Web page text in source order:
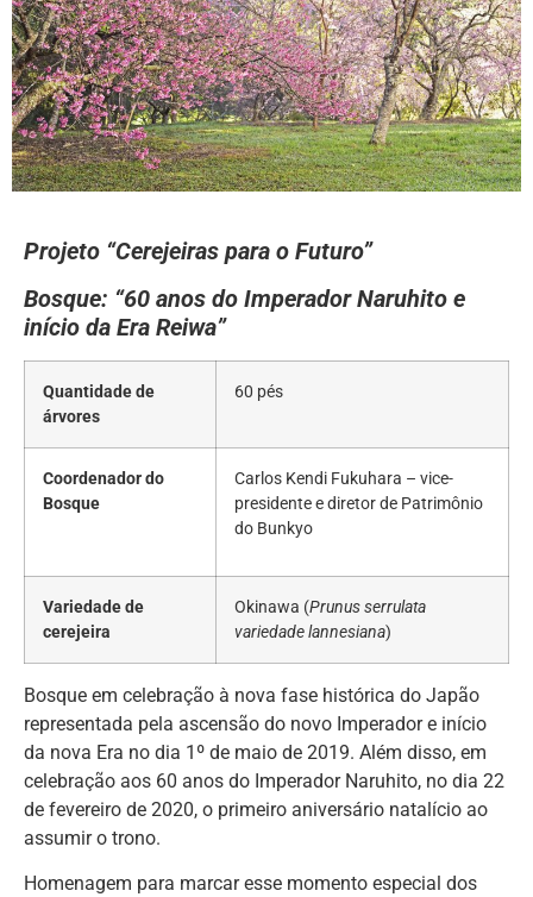
Projeto “Cerejeiras para o Futuro”
Bosque: “60 anos do Imperador Naruhito e
início da Era Reiwa”
Quantidade de
árvores
60 pés
Coordenador do
Bosque
Carlos Kendi Fukuhara – vice-
presidente e diretor de Patrimônio
do Bunkyo
Variedade de
cerejeira
Okinawa (Prunus serrulata
variedade lannesiana)
Bosque em celebração à nova fase histórica do Japão
representada pela ascensão do novo Imperador e início
da nova Era no dia 1º de maio de 2019. Além disso, em
celebração aos 60 anos do Imperador Naruhito, no dia 22
de fevereiro de 2020, o primeiro aniversário natalício ao
assumir o trono.
Homenagem para marcar esse momento especial dos